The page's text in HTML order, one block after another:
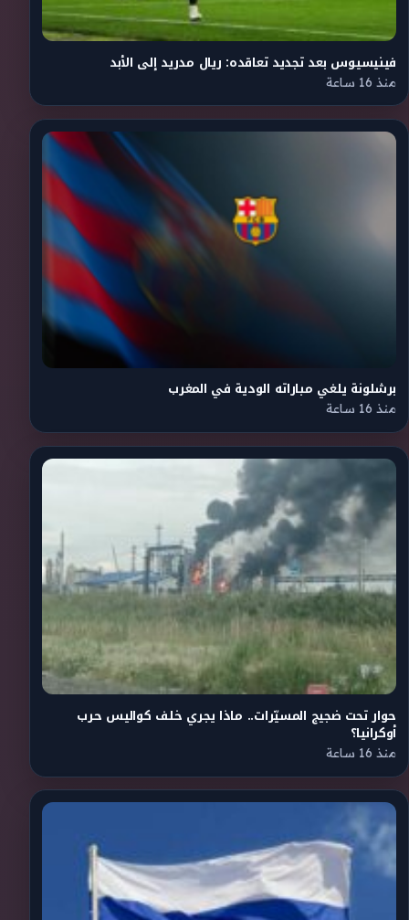
فينيسيوس بعد تجديد تعاقده: ريال مدريد إلى الأبد
منذ 16 ساعة
برشلونة يلغي مباراته الودية في المغرب
منذ 16 ساعة
حوار تحت ضجيج المسيّرات.. ماذا يجري خلف كواليس حرب
أوكرانيا؟
منذ 16 ساعة